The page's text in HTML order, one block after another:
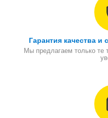
Гарантия качества
Мы предлагаем только те